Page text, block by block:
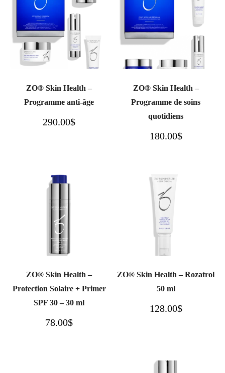
ZO® Skin Health –
Programme anti-âge
290.00$
ZO® Skin Health –
Programme de soins
quotidiens
180.00$
ZO® Skin Health –
Protection Solaire + Primer
SPF 30 – 30 ml
78.00$
ZO® Skin Health – Rozatrol
50 ml
128.00$